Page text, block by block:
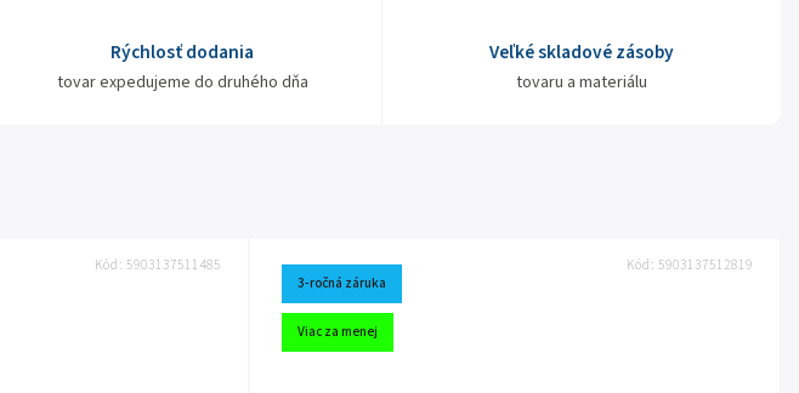
Rýchlosť dodania
tovar expedujeme do druhého dňa
Veľké skladové zásoby
tovaru a materiálu
Kód: 5903137511485
3-ročná záruka
Viac za menej
Kód: 5903137512819